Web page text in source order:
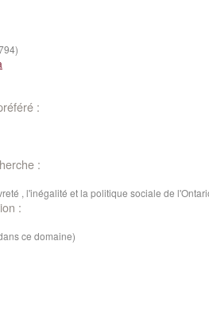
:
:
, l'inégalité et la politique sociale de
:
ce domaine)